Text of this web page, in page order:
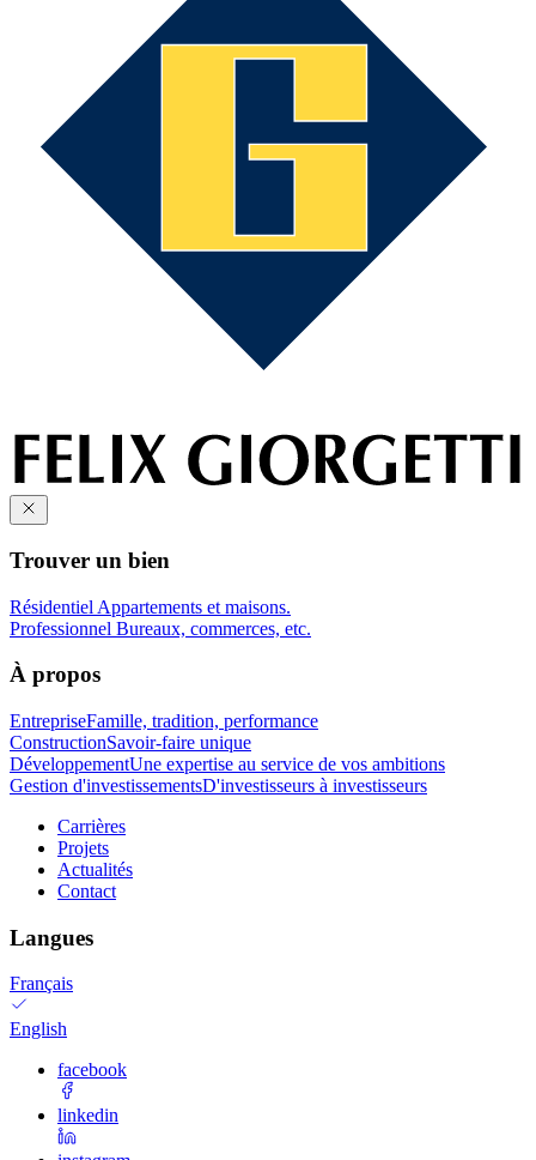
Trouver un bien
Résidentiel Appartements et maisons.
Professionnel Bureaux, commerces, etc.
À propos
EntrepriseFamille, tradition, performance
ConstructionSavoir-faire unique
DéveloppementUne expertise au service de vos ambitions
Gestion d'investissementsD'investisseurs à investisseurs
Carrières
Projets
Actualités
Contact
Langues
Français
English
facebook
linkedin